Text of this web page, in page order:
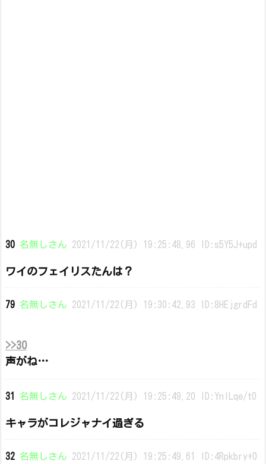
30 名無しさん 2021/11/22(月) 19:25:48.96 ID:s5Y5J+upd
ワイのフェイリスたんは？
79 名無しさん 2021/11/22(月) 19:30:42.93 ID:8HEjgrdFd
>>30
声がね…
31 名無しさん 2021/11/22(月) 19:25:49.20 ID:YnlLqe/t0
キャラがコレジャナイ過ぎる
32 名無しさん 2021/11/22(月) 19:25:49.61 ID:4Rpkbry+0